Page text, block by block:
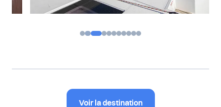
Voir la destination